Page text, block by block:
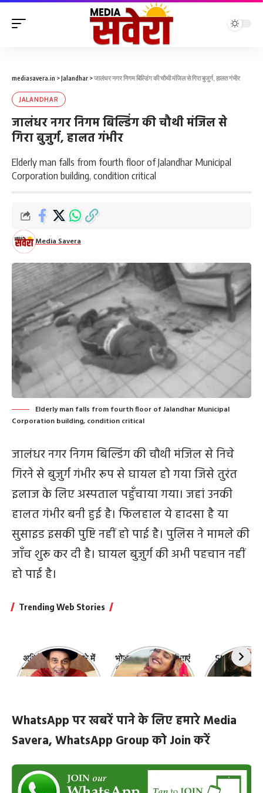
mediasavera.in >Jalandhar >जालंधर नगर निगम बिल्डिंग की चौथी मंजिल से गिरा बुजुर्ग, हालत गंभीर
JALANDHAR
जालंधर नगर निगम बिल्डिंग की चौथी मंजिल से
गिरा बुजुर्ग, हालत गंभीर
Elderly man falls from fourth floor of Jalandhar Municipal
Corporation building, condition critical
Media Savera
Elderly man falls from fourth floor of Jalandhar Municipal
Corporation building, condition critical
जालंधर नगर निगम बिल्डिंग की चौथी मंजिल से निचे
गिरने से बुजुर्ग गंभीर रूप से घायल हो गया जिसे तुरंत
इलाज के लिए अस्पताल पहुँचाया गया। जहां उनकी
हालत गंभीर बनी हुई है। फिलहाल ये हादसा है या
सुसाइड इसकी पुष्टि नहीं हो पाई है। पुलिस ने मामले की
जाँच शुरू कर दी है। घायल बुजुर्ग की अभी पहचान नहीं
हो पाई है।
Trending Web Stories
अभिनेता धर्मेंद्र के बारे में
10 रोचक बातें, जिनके बारे
भोजपुरी की ये 10 हसीनाएं
हैं सबसे खूबसूरत | top-
Shefali
‘कांटा लगा
WhatsApp पर खबरें पाने के लिए हमारे Media
Savera, WhatsApp Group को Join करें